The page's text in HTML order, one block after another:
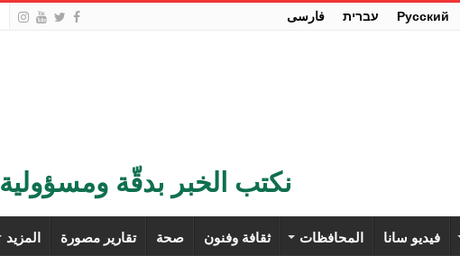
Pусский עברית فارسی
نكتب الخبر بدقّة ومسؤولية
فيديو سانا المحافظات ثقافة وفنون صحة تقارير مصورة المزيد